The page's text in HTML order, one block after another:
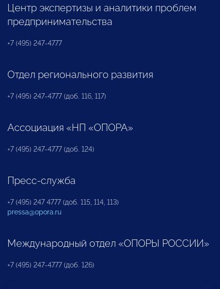
Центр экспертизы и аналитики проблем
предпринимательства
+7 (495) 247-4777
Отдел регионального развития
+7 (495) 247-4777 (доб. 116, 117)
Ассоциация «НП «ОПОРА»
+7 (495) 247-4777 (доб. 124)
Пресс-служба
+7 (495) 247 4777 (доб. 115, 114, 113)
pressa@opora.ru
Международный отдел «ОПОРЫ РОССИИ»
+7 (495) 247-4777 (доб. 126)